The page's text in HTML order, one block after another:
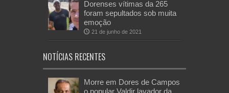
Dorenses vítimas da 265
foram sepultados sob muita
emoção
21 de junho de 2021
NOTÍCIAS RECENTES
Morre em Dores de Campos